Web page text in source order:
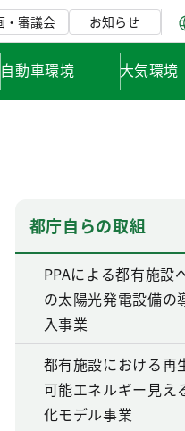
・審議会 お知らせ
自動車環境 大気環境
都庁自らの取組
PPAによる都有施設
の太陽光発電設備の
入事業
都有施設における再
可能エネルギー見え
化モデル事業